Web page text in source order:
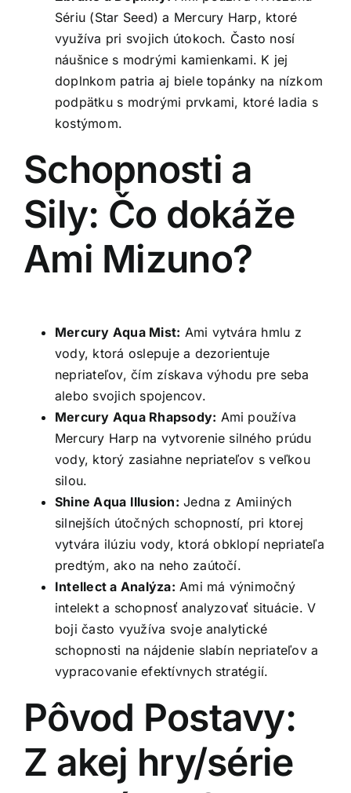
Sériu (Star Seed) a Mercury Harp, ktoré
využíva pri svojich útokoch. Často nosí
náušnice s modrými kamienkami. K jej
doplnkom patria aj biele topánky na nízkom
podpätku s modrými prvkami, ktoré ladia s
kostýmom.
Schopnosti a
Sily: Čo dokáže
Ami Mizuno?
Mercury Aqua Mist: Ami vytvára hmlu z
vody, ktorá oslepuje a dezorientuje
nepriateľov, čím získava výhodu pre seba
alebo svojich spojencov.
Mercury Aqua Rhapsody: Ami používa
Mercury Harp na vytvorenie silného prúdu
vody, ktorý zasiahne nepriateľov s veľkou
silou.
Shine Aqua Illusion: Jedna z Amiiných
silnejších útočných schopností, pri ktorej
vytvára ilúziu vody, ktorá obklopí nepriateľa
predtým, ako na neho zaútočí.
Intellect a Analýza: Ami má výnimočný
intelekt a schopnosť analyzovať situácie. V
boji často využíva svoje analytické
schopnosti na nájdenie slabín nepriateľov a
vypracovanie efektívnych stratégií.
Pôvod Postavy:
Z akej hry/série